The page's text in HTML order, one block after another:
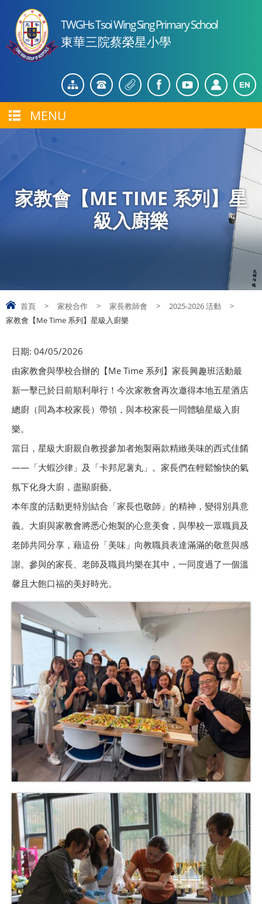
TWGHs Tsoi Wing Sing Primary School
東華三院蔡榮星小學
MENU
家教會【ME TIME 系列】星
級入廚樂
首頁 > 家校合作 > 家長教師會 > 2025-2026 活動
>
家教會【Me Time 系列】星級入廚樂
日期: 04/05/2026
由家教會與學校合辦的【Me Time 系列】家長興趣班活動最
新一擊已於日前順利舉行！今次家教會再次邀得本地五星酒店
總廚（同為本校家長）帶領，與本校家長一同體驗星級入廚
樂。
當日，星級大廚親自教授參加者炮製兩款精緻美味的西式佳餚
——「大蝦沙律」及「卡邦尼薯丸」。家長們在輕鬆愉快的氣
氛下化身大廚，盡顯廚藝。
本年度的活動更特別結合「家長也敬師」的精神，變得別具意
義。大廚與家教會將悉心炮製的心意美食，與學校一眾職員及
老師共同分享，藉這份「美味」向教職員表達滿滿的敬意與感
謝。參與的家長、老師及職員均樂在其中，一同度過了一個溫
馨且大飽口福的美好時光。